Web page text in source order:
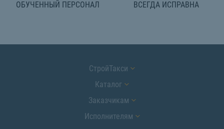
ОБУЧЕННЫЙ ПЕРСОНАЛ ВСЕГДА ИСПРАВНА
СтройТакси
Каталог
Заказчикам
Исполнителям